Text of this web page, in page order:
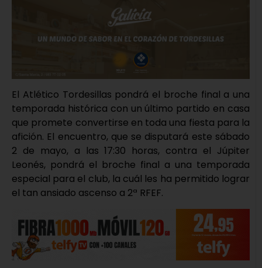
El Atlético Tordesillas pondrá el broche final a una
temporada histórica con un último partido en casa
que promete convertirse en toda una fiesta para la
afición. El encuentro, que se disputará este sábado
2 de mayo, a las 17:30 horas, contra el Júpiter
Leonés, pondrá el broche final a una temporada
especial para el club, la cuál les ha permitido lograr
el tan ansiado ascenso a 2ª RFEF.